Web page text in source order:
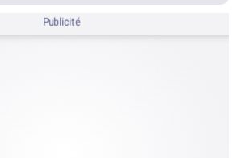
Publicité